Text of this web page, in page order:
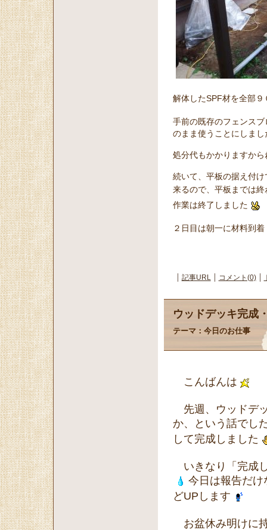
解体したSPF材を全部
手前の既存のフェンス
のまま使うことにしまし
処分代もかかりますから
続いて、平板の据え付
来るので、平板までは
作業は終了しました
２日目は朝一に材料到着
記事URL コメント(0)
ウッドデッキ完成
テーマ：今日のお仕事
こんばんは
先週、ウッドデ
か、という話でし
して完成しました
いきなり「完成
今日は報告だ
どUPします
お盆休み明けに